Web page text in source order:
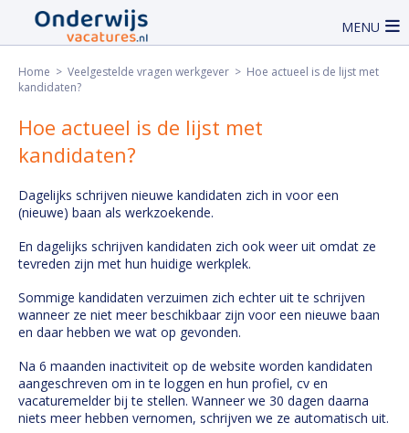
MENU
Home > Veelgestelde vragen werkgever > Hoe actueel is de lijst met
kandidaten?
Hoe actueel is de lijst met
kandidaten?
Dagelijks schrijven nieuwe kandidaten zich in voor een
(nieuwe) baan als werkzoekende.
En dagelijks schrijven kandidaten zich ook weer uit omdat ze
tevreden zijn met hun huidige werkplek.
Sommige kandidaten verzuimen zich echter uit te schrijven
wanneer ze niet meer beschikbaar zijn voor een nieuwe baan
en daar hebben we wat op gevonden.
Na 6 maanden inactiviteit op de website worden kandidaten
aangeschreven om in te loggen en hun profiel, cv en
vacaturemelder bij te stellen. Wanneer we 30 dagen daarna
niets meer hebben vernomen, schrijven we ze automatisch uit.